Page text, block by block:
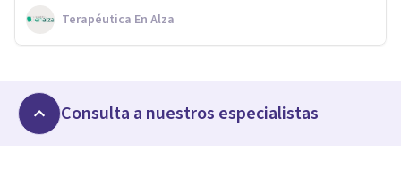
Terapéutica En Alza
Consulta a nuestros especialistas